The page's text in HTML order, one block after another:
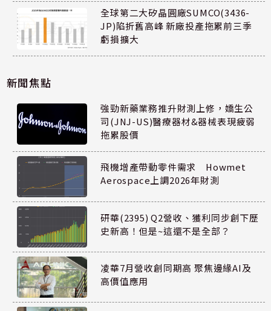
全球第二大矽晶圓廠SUMCO(3436-
JP)陷折舊高峰 新廠投產拖累前三季
虧損擴大
新聞焦點
強勁新藥業務推升財測上修，嬌生公
司(JNJ-US)醫療器材&器械表現疲弱
拖累股價
飛機增產帶動零件需求 Howmet
Aerospace上調2026年財測
研華(2395) Q2營收、獲利同步創下歷
史新高！但是~這還不是全部？
凌華7月營收創同期高 聚焦邊緣AI及
高價值應用